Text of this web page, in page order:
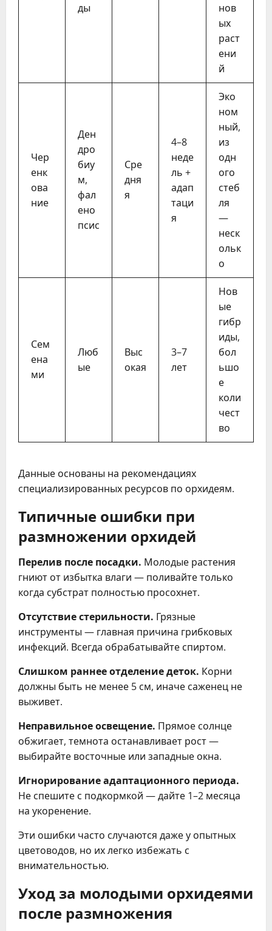
ды
нов
ых
раст
ени
й
Чер
енк
ова
ние
Ден
дро
биу
м,
фал
ено
псис
Сре
дня
я
4–8
неде
ль +
адап
таци
я
Эко
ном
ный,
из
одн
ого
стеб
ля
—
неск
ольк
о
Сем
ена
ми
Люб
ые
Выс
окая
3–7
лет
Нов
ые
гибр
иды,
бол
ьшо
е
коли
чест
во
Данные основаны на рекомендациях
специализированных ресурсов по орхидеям.
Типичные ошибки при
размножении орхидей
Перелив после посадки. Молодые растения
гниют от избытка влаги — поливайте только
когда субстрат полностью просохнет.
Отсутствие стерильности. Грязные
инструменты — главная причина грибковых
инфекций. Всегда обрабатывайте спиртом.
Слишком раннее отделение деток. Корни
должны быть не менее 5 см, иначе саженец не
выживет.
Неправильное освещение. Прямое солнце
обжигает, темнота останавливает рост —
выбирайте восточные или западные окна.
Игнорирование адаптационного периода.
Не спешите с подкормкой — дайте 1–2 месяца
на укоренение.
Эти ошибки часто случаются даже у опытных
цветоводов, но их легко избежать с
внимательностью.
Уход за молодыми орхидеями
после размножения